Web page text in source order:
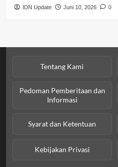
IDN Update Juni 10, 2026 0
Tentang Kami
Pedoman Pemberitaan dan
Informasi
Syarat dan Ketentuan
Kebijakan Privasi